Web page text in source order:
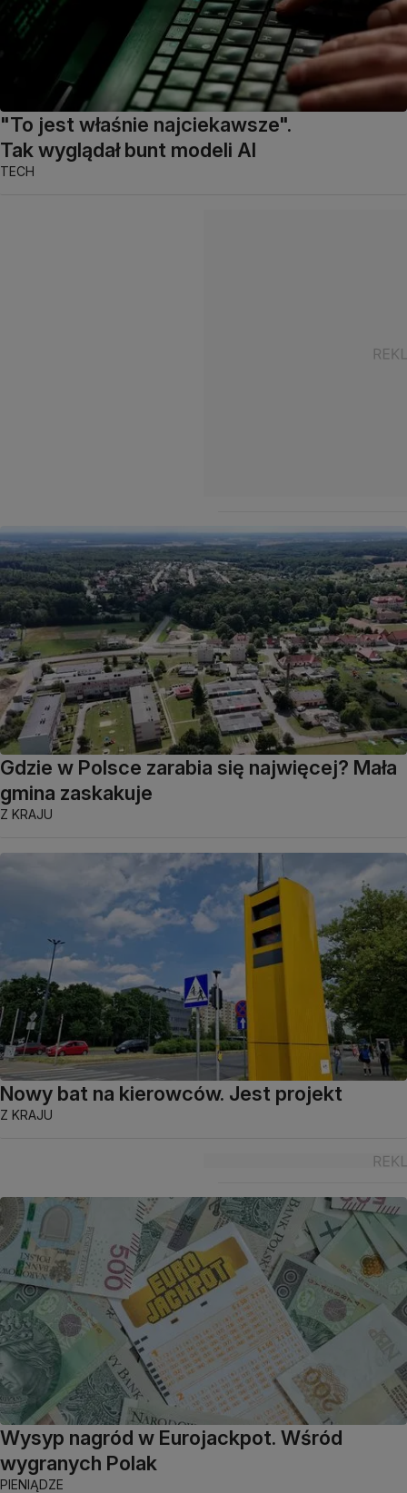
"To jest właśnie najciekawsze".
Tak wyglądał bunt modeli AI
TECH
Gdzie w Polsce zarabia się najwięcej? Mała
gmina zaskakuje
Z KRAJU
Nowy bat na kierowców. Jest projekt
Z KRAJU
Wysyp nagród w Eurojackpot. Wśród
wygranych Polak
PIENIĄDZE